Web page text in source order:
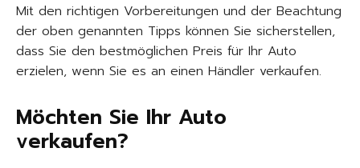
Mit den richtigen Vorbereitungen und der Beachtung
der oben genannten Tipps können Sie sicherstellen,
dass Sie den bestmöglichen Preis für Ihr Auto
erzielen, wenn Sie es an einen Händler verkaufen.
Möchten Sie Ihr Auto
verkaufen?